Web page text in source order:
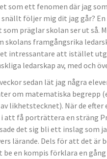
som ett fenomen där jag
snällt följer mig dit jag går?
som präglar skolan ser ut så.
skolans framgångsrika
intressantare att istället
ledarskap av, med och
sedan lät jag några
om matematiska begrepp
likhetstecknet). När de
i att få porträttera en sträng
det sig bli ett inslag som
lärande. Dels för att det är
en kompis förklara en